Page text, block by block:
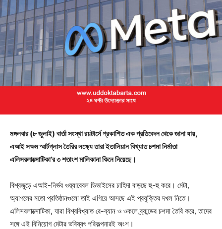
মঙ্গলবার (৮ জুলাই) বার্তা সংস্থা রয়টার্সে প্রকাশিত এক প্রতিবেদন থেকে জানা যায়,
এআই সক্ষম স্মার্টগ্লাস তৈরির লক্ষ্যে তারা ইতালিয়ান বিখ্যাত চশমা নির্মাতা
এলিসরলাক্সোটিকা’র ৩ শতাংশ মালিকানা কিনে নিয়েছে।
বিশ্বজুড়ে এআই-নির্ভর ওয়্যারেবল ডিভাইসের চাহিদা বাড়ছে হু-হু করে। মেটা,
অ্যাপলের মতো প্রতিষ্ঠানগুলো তাই এগিয়ে আসছে এই প্রযুক্তির দখল নিতে।
এলিসরলাক্সোটিকা, যারা বিশ্ববিখ্যাত রে-ব্যান ও ওকলে ব্র্যান্ডের চশমা তৈরি করে, তাদের
সঙ্গে এই বিনিয়োগ মেটার ভবিষ্যৎ পরিকল্পনারই অংশ।